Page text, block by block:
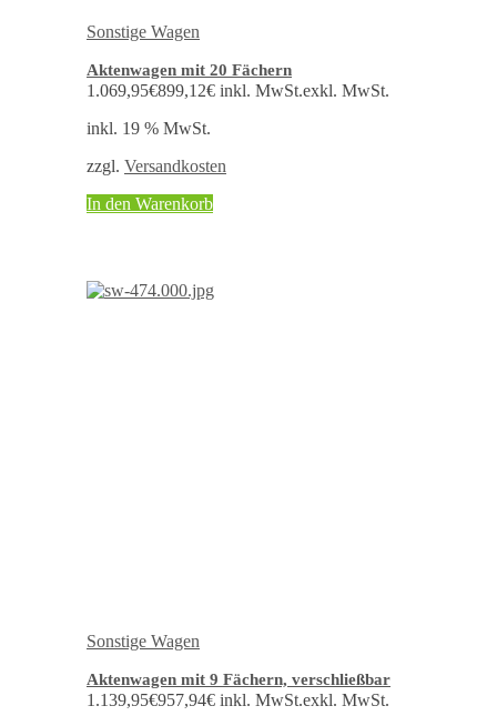
Sonstige Wagen
Aktenwagen mit 20 Fächern
1.069,95€899,12€ inkl. MwSt.exkl. MwSt.
inkl. 19 % MwSt.
zzgl. Versandkosten
In den Warenkorb
Sonstige Wagen
Aktenwagen mit 9 Fächern, verschließbar
1.139,95€957,94€ inkl. MwSt.exkl. MwSt.